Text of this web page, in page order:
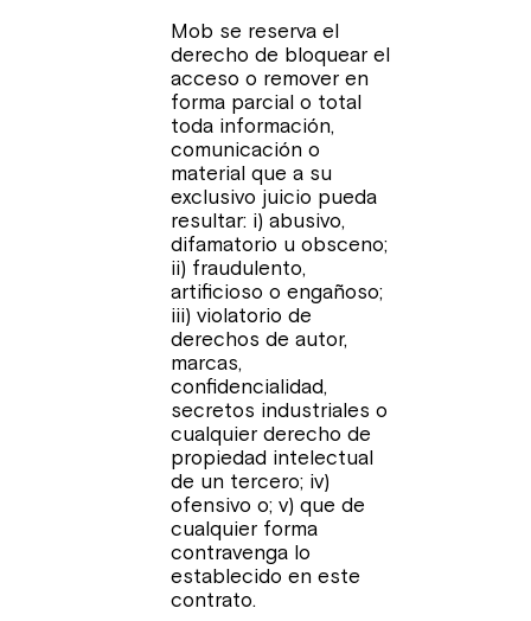
Mob se reserva el
derecho de bloquear el
acceso o remover en
forma parcial o total
toda información,
comunicación o
material que a su
exclusivo juicio pueda
resultar: i) abusivo,
difamatorio u obsceno;
ii) fraudulento,
artificioso o engañoso;
iii) violatorio de
derechos de autor,
marcas,
confidencialidad,
secretos industriales o
cualquier derecho de
propiedad intelectual
de un tercero; iv)
ofensivo o; v) que de
cualquier forma
contravenga lo
establecido en este
contrato.